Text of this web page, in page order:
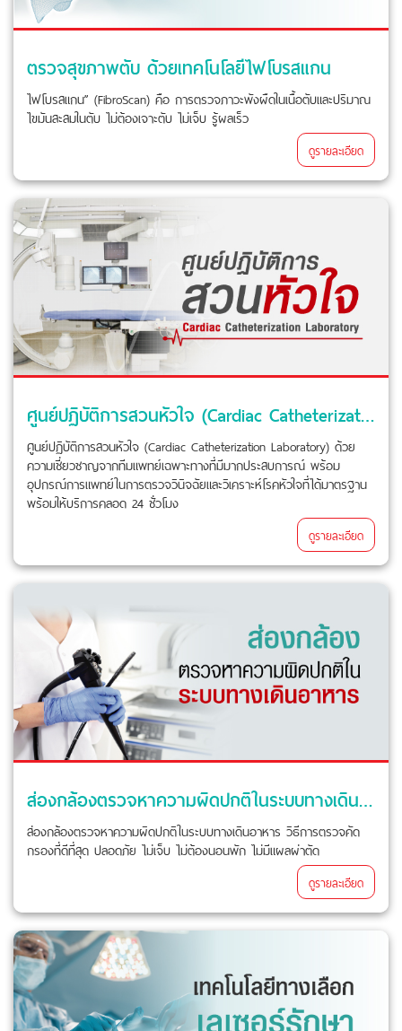
ตรวจสุขภาพตับ ด้วยเทคโนโลยีไฟโบรสแกน
ไฟโบรสแกน” (FibroScan) คือ การตรวจภาวะพังผืดในเนื้อตับและปริมาณ
ไขมันสะสมในตับ ไม่ต้องเจาะตับ ไม่เจ็บ รู้ผลเร็ว
ดูรายละเอียด
ศูนย์ปฏิบัติการสวนหัวใจ (Cardiac Catheterization Laboratory)
ศูนย์ปฏิบัติการสวนหัวใจ (Cardiac Catheterization Laboratory) ด้วย
ความเชี่ยวชาญจากทีมแพทย์เฉพาะทางที่มีมากประสบการณ์ พร้อม
อุปกรณ์การแพทย์ในการตรวจวินิจฉัยและวิเคราะห์โรคหัวใจที่ได้มาตรฐาน
พร้อมให้บริการคลอด 24 ชั่วโมง
ดูรายละเอียด
ส่องกล้องตรวจหาความผิดปกติในระบบทางเดินอาหาร
ส่องกล้องตรวจหาความผิดปกติในระบบทางเดินอาหาร วิธีการตรวจคัด
กรองที่ดีที่สุด ปลอดภัย ไม่เจ็บ ไม่ต้องนอนพัก ไม่มีแผลผ่าตัด
ดูรายละเอียด